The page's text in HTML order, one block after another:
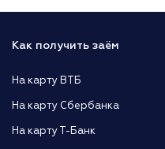
Как получить заём
На карту ВТБ
На карту Сбербанка
На карту Т-Банк